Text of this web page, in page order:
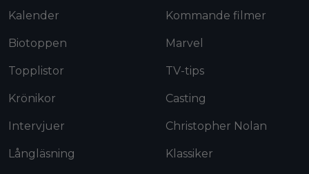
Kalender
Biotoppen
Topplistor
Krönikor
Intervjuer
Långläsning
Kommande filmer
Marvel
TV-tips
Casting
Christopher Nolan
Klassiker